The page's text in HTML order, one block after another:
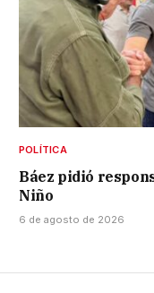
POLÍTICA
Báez pidió
Niño
6 de agosto de 2026